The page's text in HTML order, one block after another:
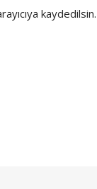
kaydedilsin.